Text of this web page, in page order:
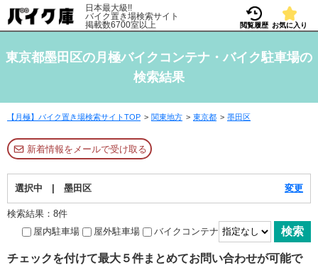
日本最大級!!
バイク置き場検索サイト
掲載数6700室以上
閲覧履歴 お気に入り
東京都墨田区の月極バイクコンテナ・バイク駐車場の
検索結果
【月極】バイク置き場検索サイトTOP 関東地方 東京都 墨田区
新着情報をメールで受け取る
選択中 | 墨田区 変更
検索結果：8件
屋内駐車場
屋外駐車場 バイクコンテナ
チェックを付けて最大５件まとめてお問い合わせが可能で